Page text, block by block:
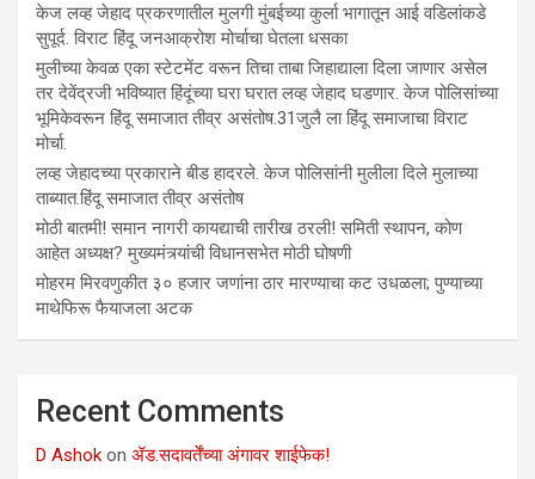
केज लव्ह जेहाद प्रकरणातील मुलगी मुंबईच्या कुर्ला भागातून आई वडिलांकडे
सुपूर्द. विराट हिंदू जनआक्रोश मोर्चाचा घेतला धसका
मुलीच्या केवळ एका स्टेटमेंट वरून तिचा ताबा जिहाद्याला दिला जाणार असेल
तर देवेंद्रजी भविष्यात हिंदूंच्या घरा घरात लव्ह जेहाद घडणार. केज पोलिसांच्या
भूमिकेवरून हिंदू समाजात तीव्र असंतोष.31जुलै ला हिंदू समाजाचा विराट
मोर्चा.
लव्ह जेहादच्या प्रकाराने बीड हादरले. केज पोलिसांनी मुलीला दिले मुलाच्या
ताब्यात.हिंदू समाजात तीव्र असंतोष
मोठी बातमी! समान नागरी कायद्याची तारीख ठरली! समिती स्थापन, कोण
आहेत अध्यक्ष? मुख्यमंत्र्यांची विधानसभेत मोठी घोषणी
मोहरम मिरवणुकीत ३० हजार जणांना ठार मारण्‍याचा कट उधळला; पुण्‍याच्‍या
माथेफिरू फैयाजला अटक
Recent Comments
D Ashok on ॲड.सदावर्तेंच्या अंगावर शाईफेक!